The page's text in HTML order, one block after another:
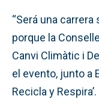
“Será una
porque la
Canvi Climàtic i
el evento, junto a
Recicla y